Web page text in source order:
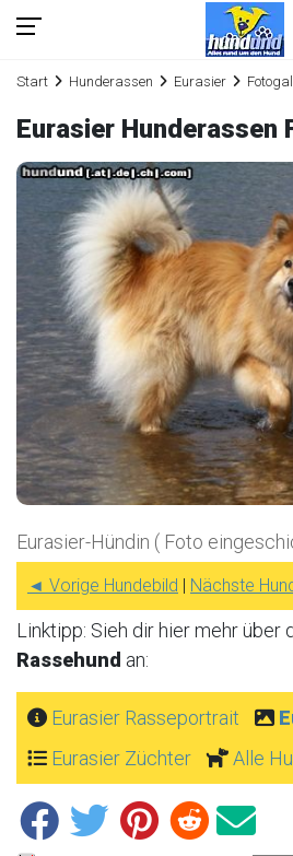
Start Hunderassen Eurasier
Eurasier Hunderassen
Eurasier-Hündin ( Foto
◄ Vorige Hundebild | Nächste
Linktipp: Sieh dir hier mehr über
Rassehund an:
Eurasier Rasseportrait
Eurasier Züchter
Alle